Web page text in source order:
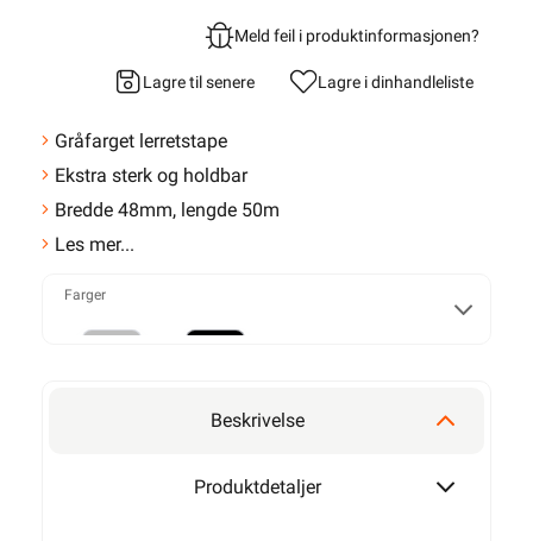
Meld feil i produktinformasjonen?
Lagre til senere Lagre i dinhandleliste
Gråfarget lerretstape
Ekstra sterk og holdbar
Bredde 48mm, lengde 50m
Les mer...
Farger
Beskrivelse
Produktdetaljer